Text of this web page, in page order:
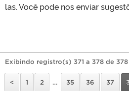
las. Você pode nos enviar
Exibindo registro(s) 371 a 378 de
< 1 2 … 35 36 37